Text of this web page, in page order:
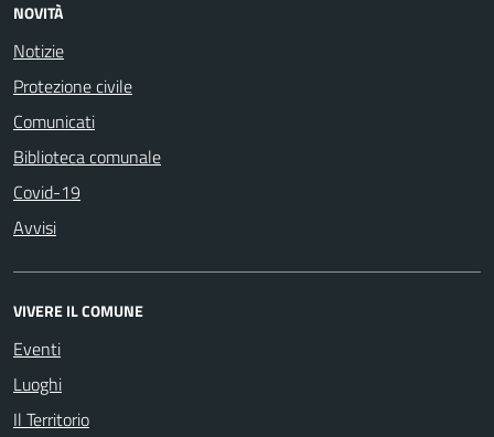
NOVITÀ
Notizie
Protezione civile
Comunicati
Biblioteca comunale
Covid-19
Avvisi
VIVERE IL COMUNE
Eventi
Luoghi
Il Territorio